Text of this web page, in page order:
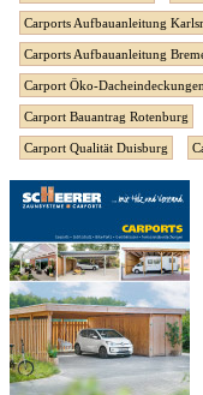
Carports Aufbauanleitung
Carports Aufbauanleitung
Carport Öko-
Carport Bauantrag Rotenburg
Carport Qualität Duisburg